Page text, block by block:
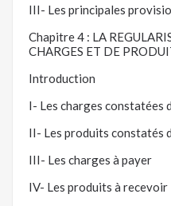
III- Les principales
Chapitre 4 : LA
CHARGES ET DE
Introduction
I- Les charges constatées
II- Les produits constatés
III- Les charges à payer
IV- Les produits à recevoir